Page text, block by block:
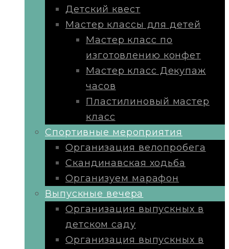
Детский квест
Мастер классы для детей
Мастер класс по
изготовлению конфет
Мастер класс Декупаж
часов
Пластилиновый мастер
класс
Cпортивные мероприятия
Организация велопробега
Скандинавская ходьба
Организуем марафон
Выпускные вечера
Организация выпускных в
детском саду
Организация выпускных в